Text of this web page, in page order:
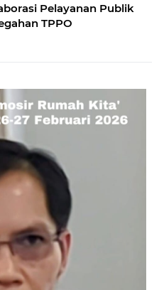
Pelayanan Publik
TPPO